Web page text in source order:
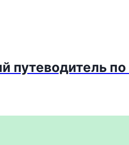
путеводитель